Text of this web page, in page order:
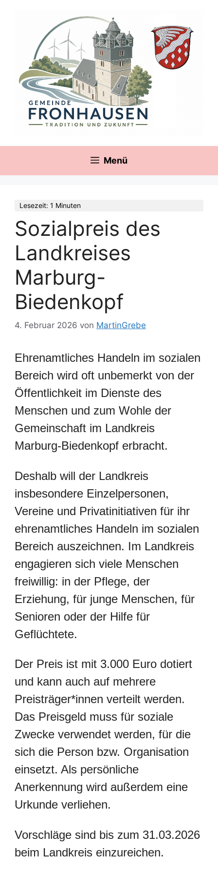
Menü
Lesezeit: 1 Minuten
Sozialpreis des
Landkreises
Marburg-
Biedenkopf
4. Februar 2026 von MartinGrebe
Ehrenamtliches Handeln im sozialen
Bereich wird oft unbemerkt von der
Öffentlichkeit im Dienste des
Menschen und zum Wohle der
Gemeinschaft im Landkreis
Marburg-Biedenkopf erbracht.
Deshalb will der Landkreis
insbesondere Einzelpersonen,
Vereine und Privatinitiativen für ihr
ehrenamtliches Handeln im sozialen
Bereich auszeichnen. Im Landkreis
engagieren sich viele Menschen
freiwillig: in der Pflege, der
Erziehung, für junge Menschen, für
Senioren oder der Hilfe für
Geflüchtete.
Der Preis ist mit 3.000 Euro dotiert
und kann auch auf mehrere
Preisträger*innen verteilt werden.
Das Preisgeld muss für soziale
Zwecke verwendet werden, für die
sich die Person bzw. Organisation
einsetzt. Als persönliche
Anerkennung wird außerdem eine
Urkunde verliehen.
Vorschläge sind bis zum 31.03.2026
beim Landkreis einzureichen.